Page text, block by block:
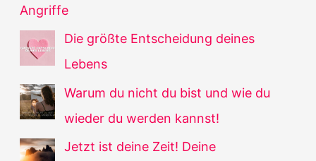
Angriffe
Die größte Entscheidung deines
Lebens
Warum du nicht du bist und wie du
wieder du werden kannst!
Jetzt ist deine Zeit! Deine